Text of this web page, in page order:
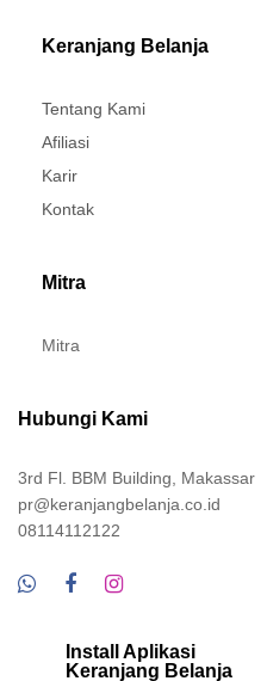
Keranjang Belanja
Tentang Kami
Afiliasi
Karir
Kontak
Mitra
Mitra
Hubungi Kami
3rd Fl. BBM Building, Makassar
pr@keranjangbelanja.co.id
08114112122
Install Aplikasi
Keranjang Belanja